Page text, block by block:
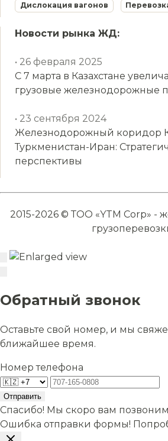
Дислокация вагонов
Новости рынка ЖД:
• 26 февраля 2025
С 7 марта в Казахстане
грузовые железнодорожные
• 23 сентября 2024
Железнодорожный коридор
Туркменистан-Иран:
перспективы
2015-2026 © ТОО «YTM Corp» -
Обратный звонок
Оставьте свой номер, и мы
ближайшее время.
Номер телефона
Отправить
Спасибо! Мы скоро вам
Ошибка отправки формы!